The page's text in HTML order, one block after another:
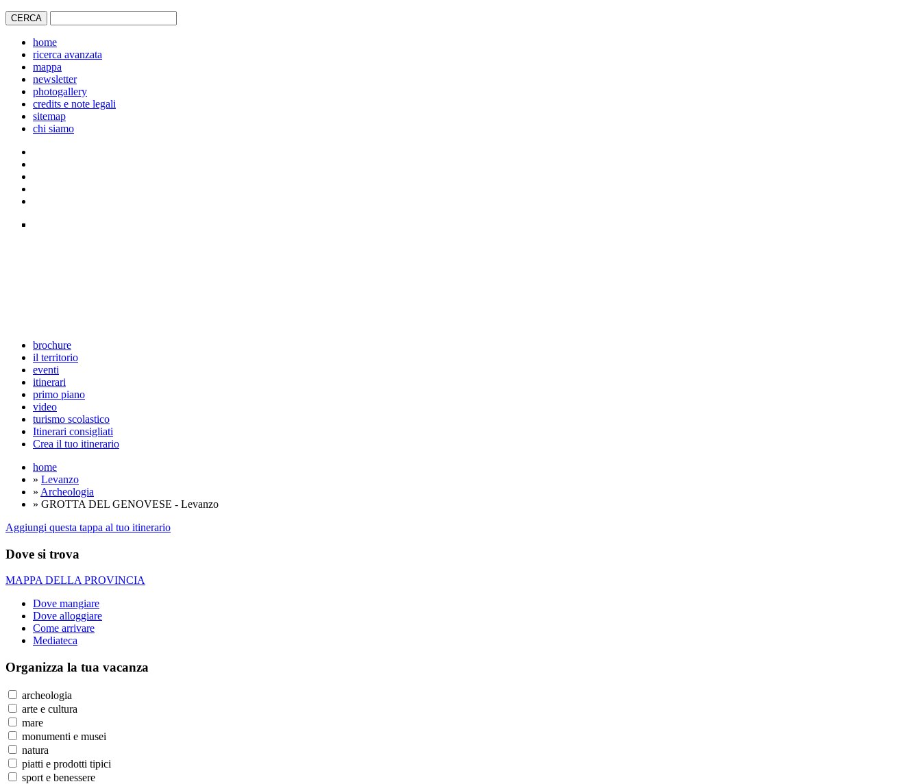
home
ricerca avanzata
mappa
newsletter
photogallery
credits e note legali
sitemap
chi siamo
brochure
il territorio
eventi
itinerari
primo piano
video
turismo scolastico
Itinerari consigliati
Crea il tuo itinerario
home
» Levanzo
» Archeologia
» GROTTA DEL GENOVESE - Levanzo
Aggiungi questa tappa al tuo itinerario
Dove si trova
MAPPA DELLA PROVINCIA
Dove mangiare
Dove alloggiare
Come arrivare
Mediateca
Organizza la tua vacanza
archeologia
arte e cultura
mare
monumenti e musei
natura
piatti e prodotti tipici
sport e benessere